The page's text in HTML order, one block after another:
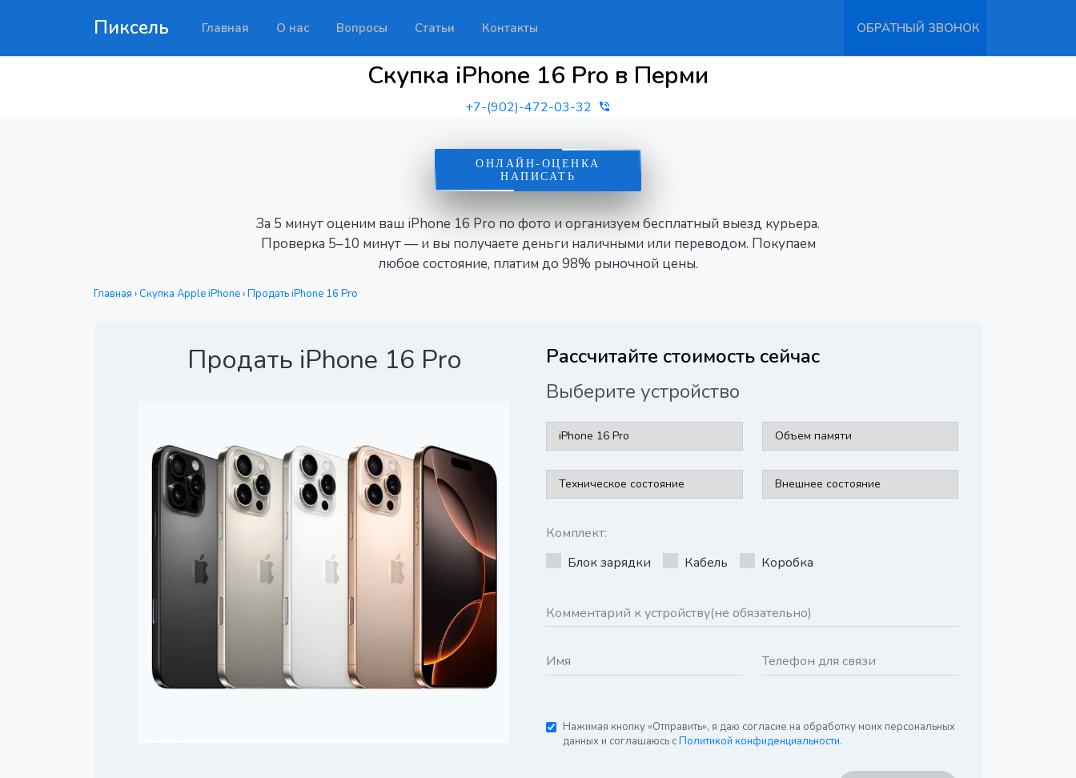
Пиксель Главная О нас Вопросы Статьи Контакты ОБРАТНЫЙ ЗВОНОК
Скупка iPhone 16 Pro в Перми
+7-(902)-472-03-32
ОНЛАЙН-ОЦЕНКА
НАПИСАТЬ
За 5 минут оценим ваш iPhone 16 Pro по фото и организуем бесплатный выезд курьера.
Проверка 5–10 минут — и вы получаете деньги наличными или переводом. Покупаем
любое состояние, платим до 98% рыночной цены.
Главная ›Скупка Apple iPhone›Продать iPhone 16 Pro
Продать iPhone 16 Pro
Рассчитайте стоимость сейчас
Выберите устройство
Комплект:
Блок зарядки
Кабель Коробка
Нажимая кнопку «Отправить», я даю согласие на обработку моих персональных
данных и соглашаюсь сПолитикой конфиденциальности.